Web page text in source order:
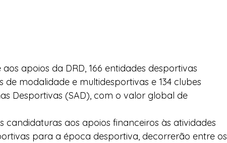
apoios da DRD, 166 entidades desportivas
de modalidade e multidesportivas e 134 clubes
Desportivas (SAD), com o valor global de
candidaturas aos apoios financeiros às atividades
para a época desportiva, decorrerão entre os